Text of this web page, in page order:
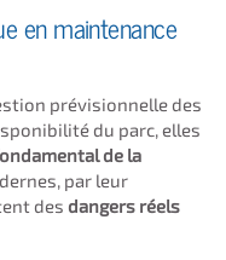
en maintenance
prévisionnelle des
du parc, elles
de la
par leur
des dangers réels